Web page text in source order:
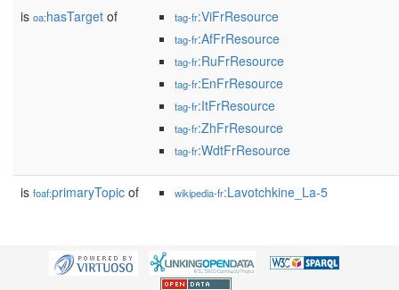
is oa:hasTarget of tag-fr:ViFrResource
tag-fr:AfFrResource
tag-fr:RuFrResource
tag-fr:EnFrResource
tag-fr:ItFrResource
tag-fr:ZhFrResource
tag-fr:WdtFrResource
is foaf:primaryTopic of wikipedia-fr:Lavotchkine_La-5